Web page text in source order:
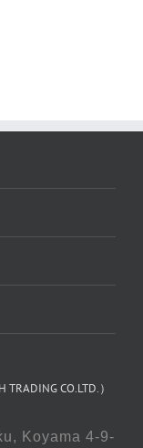
CO.LTD.）
Koyama 4-9-